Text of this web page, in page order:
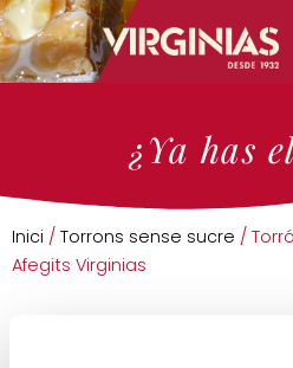
¿Ya has
Inici / Torrons sense sucre /
Afegits Virginias